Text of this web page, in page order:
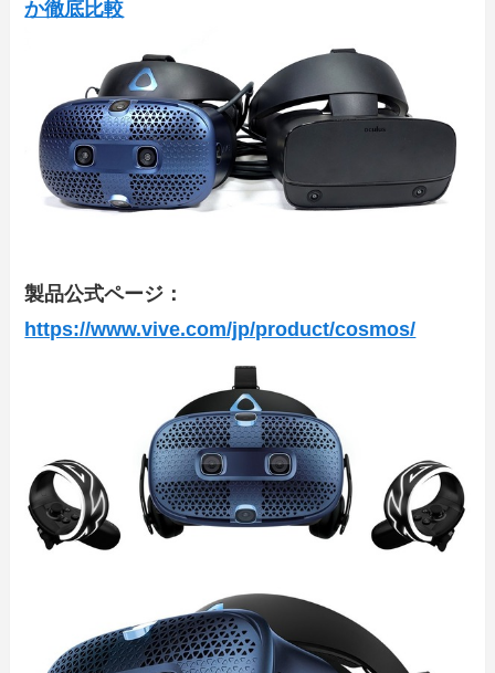
か徹底比較
製品公式ページ：
https://www.vive.com/jp/product/cosmos/